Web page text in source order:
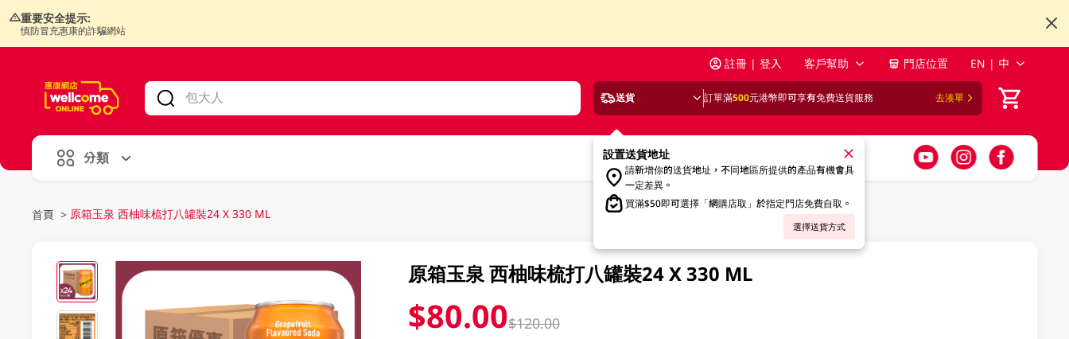
重要安全提示:
慎防冒充惠康的詐騙網站
註冊 | 登入 客戶幫助 門店位置 EN | 中
送貨 訂單滿500元港幣即可享有免費送貨服務 去湊單
設置送貨地址
請新增你的送貨地址，不同地區所提供的產品有機會具
一定差異。
買滿$50即可選擇「網購店取」於指定門店免費自取。
選擇送貨方式
分類
首頁 > 原箱玉泉 西柚味梳打八罐裝24 X 330 ML
原箱玉泉 西柚味梳打八罐裝24 X 330 ML
$80.00$120.00